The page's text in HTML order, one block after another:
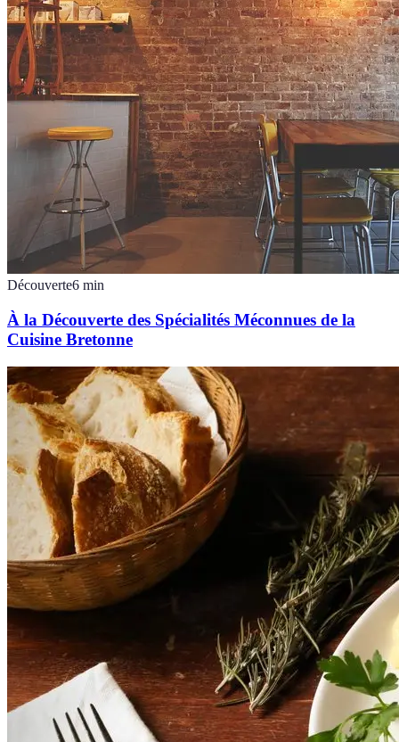
Découverte6 min
À la Découverte des Spécialités Méconnues de la
Cuisine Bretonne